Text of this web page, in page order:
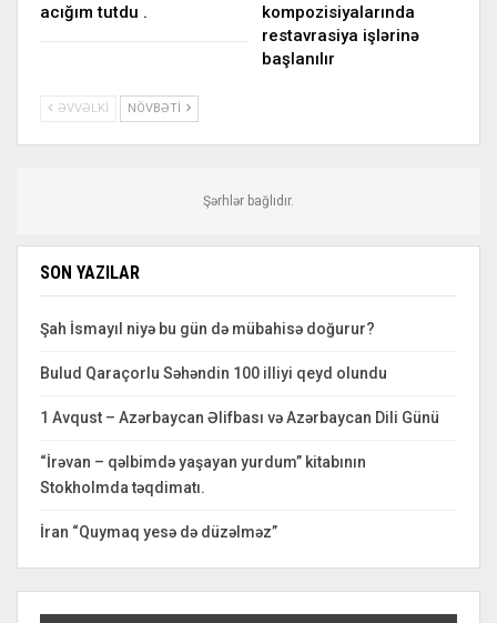
acığım tutdu .
kompozisiyalarında
restavrasiya işlərinə
başlanılır
ƏVVƏLKI NÖVBƏTI
Şərhlər bağlıdır.
SON YAZILAR
Şah İsmayıl niyə bu gün də mübahisə doğurur?
Bulud Qaraçorlu Səhəndin 100 illiyi qeyd olundu
1 Avqust – Azərbaycan Əlifbası və Azərbaycan Dili Günü
“İrəvan – qəlbimdə yaşayan yurdum” kitabının
Stokholmda təqdimatı.
İran “Quymaq yesə də düzəlməz”